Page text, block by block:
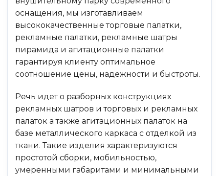
оснащения, мы изготавливаем
высококачественные торговые палатки,
рекламные палатки, рекламные шатры
пирамида и агитационные палатки
гарантируя клиенту оптимальное
соотношение цены, надежности и быстроты.
Речь идет о разборных конструкциях
рекламных шатров и торговых и рекламных
палаток а также агитационных палаток на
базе металлического каркаса с отделкой из
ткани. Такие изделия характеризуются
простотой сборки, мобильностью,
умеренными габаритами и минимальными